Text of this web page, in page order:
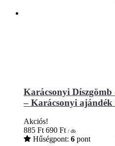
Karácsonyi
– Karácsonyi ajándék
Akciós!
885 Ft 690 Ft / db
Hűségpont: 6 pont